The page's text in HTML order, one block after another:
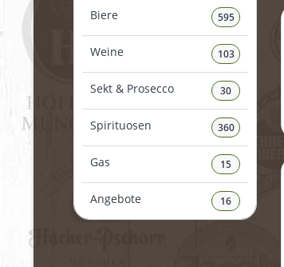
Biere 595
Weine 103
Sekt & Prosecco 30
Spirituosen 360
Gas 15
Angebote 16